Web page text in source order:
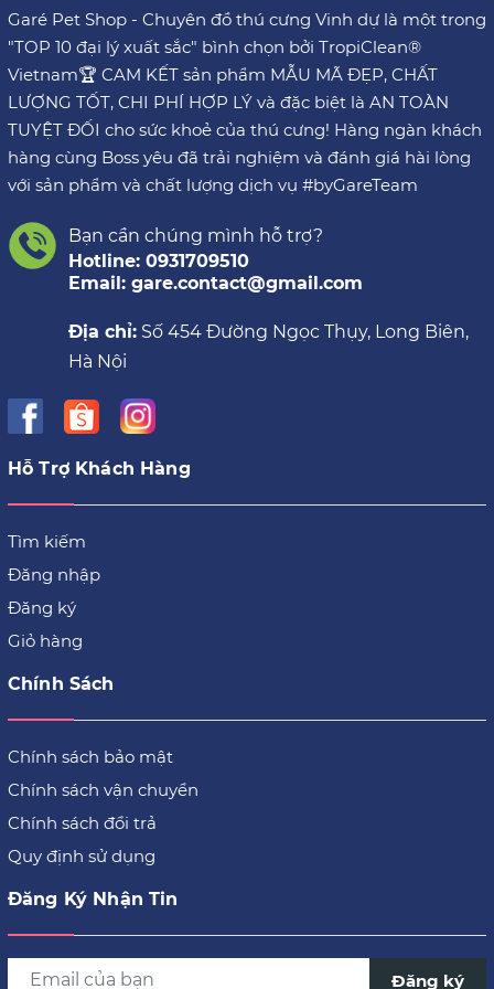
Garé Pet Shop - Chuyên đồ thú cưng Vinh dự là một trong
"TOP 10 đại lý xuất sắc" bình chọn bởi TropiClean®
Vietnam🏆 CAM KẾT sản phẩm MẪU MÃ ĐẸP, CHẤT
LƯỢNG TỐT, CHI PHÍ HỢP LÝ và đặc biệt là AN TOÀN
TUYỆT ĐỐI cho sức khoẻ của thú cưng! Hàng ngàn khách
hàng cùng Boss yêu đã trải nghiệm và đánh giá hài lòng
với sản phẩm và chất lượng dịch vụ #byGareTeam
Bạn cần chúng mình hỗ trợ?
Hotline: 0931709510
Email: gare.contact@gmail.com
Địa chỉ: Số 454 Đường Ngọc Thụy, Long Biên,
Hà Nội
Hỗ Trợ Khách Hàng
Tìm kiếm
Đăng nhập
Đăng ký
Giỏ hàng
Chính Sách
Chính sách bảo mật
Chính sách vận chuyển
Chính sách đổi trả
Quy định sử dụng
Đăng Ký Nhận Tin
Đăng ký